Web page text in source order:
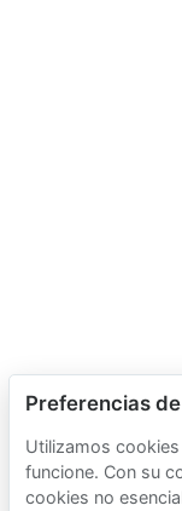
Preferencias
Utilizamos
funcione. Con su
cookies no